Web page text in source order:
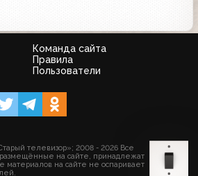
Команда сайта
Правила
Пользователи
телевизор»; 2008 - 2026 Все
на сайте, принадлежат
материалов на сайте не оспаривает